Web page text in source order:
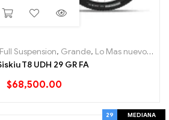
Full Suspension, Grande, Lo Mas nuevo,
T8 UDH 29 GR FA
$68,500.00
29 MEDIANA